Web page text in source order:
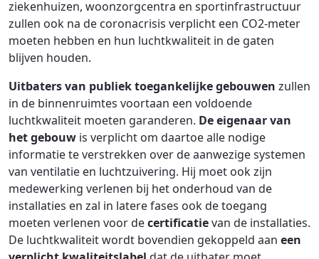
ziekenhuizen, woonzorgcentra en sportinfrastructuur
zullen ook na de coronacrisis verplicht een CO2-meter
moeten hebben en hun luchtkwaliteit in de gaten
blijven houden.
Uitbaters van publiek toegankelijke gebouwen zullen
in de binnenruimtes voortaan een voldoende
luchtkwaliteit moeten garanderen. De eigenaar van
het gebouw is verplicht om daartoe alle nodige
informatie te verstrekken over de aanwezige systemen
van ventilatie en luchtzuivering. Hij moet ook zijn
medewerking verlenen bij het onderhoud van de
installaties en zal in latere fases ook de toegang
moeten verlenen voor decertificatievan de installaties.
De luchtkwaliteit wordt bovendien gekoppeld aan een